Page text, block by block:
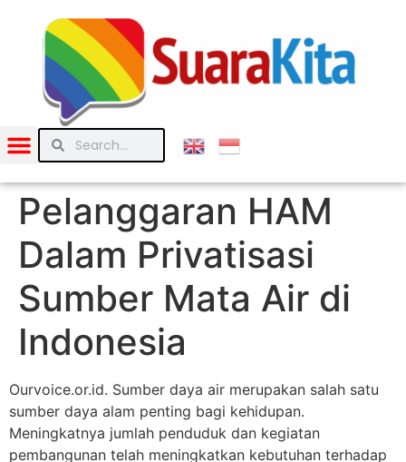
Pelanggaran HAM
Dalam Privatisasi
Sumber Mata Air di
Indonesia
Ourvoice.or.id. Sumber daya air merupakan salah satu
sumber daya alam penting bagi kehidupan.
Meningkatnya jumlah penduduk dan kegiatan
pembangunan telah meningkatkan kebutuhan terhadap